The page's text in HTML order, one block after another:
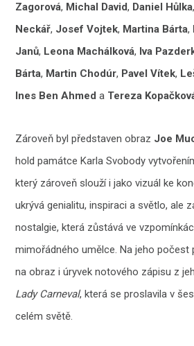
Zagorová, Michal David, Daniel Hůlka,
Neckář, Josef Vojtek, Martina Bárta,
Janů, Leona Machálková, Iva
Bárta, Martin Chodúr, Pavel Vítek,
Ines Ben Ahmed a Tereza
Zároveň byl představen obraz Joe
hold památce Karla Svobody
který zároveň slouží i jako vizuál ke
ukrývá genialitu, inspiraci a světlo, ale
nostalgie, která zůstává ve
mimořádného umělce. Na jeho počest
na obraz i úryvek notového zápisu z
Lady Carneval, která se proslavila v
celém světě.